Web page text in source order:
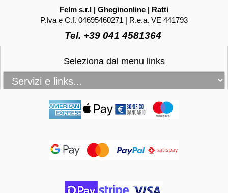
Felm s.r.l | Gheginonline | Ratti
P.Iva e C.f. 04695460271 | R.e.a. VE 441793
Tel. +39 041 4581364
Seleziona dal menu links